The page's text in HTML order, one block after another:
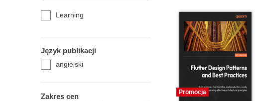
Learning
Język publikacji
angielski
Zakres cen Promocja